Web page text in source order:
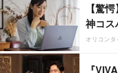
【驚
神コス
オリコン
『